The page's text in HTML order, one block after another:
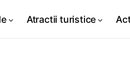
Atractii turistice